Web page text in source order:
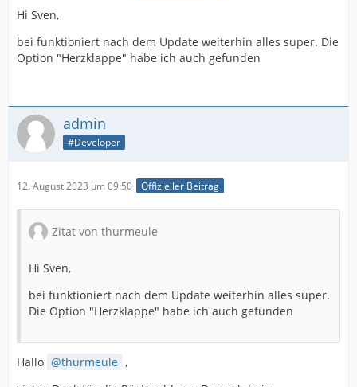
Hi Sven,
bei funktioniert nach dem Update weiterhin alles super. Die
Option "Herzklappe" habe ich auch gefunden
admin
#Developer
12. August 2023 um 09:50 Offizieller Beitrag
Zitat von thurmeule
Hi Sven,
bei funktioniert nach dem Update weiterhin alles super.
Die Option "Herzklappe" habe ich auch gefunden
Hallo thurmeule ,